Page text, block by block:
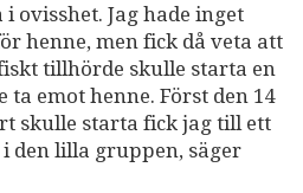
ovisshet. Jag hade inget
henne, men fick då veta att
tillhörde skulle starta en
emot henne. Först den 14
skulle starta fick jag till ett
den lilla gruppen, säger